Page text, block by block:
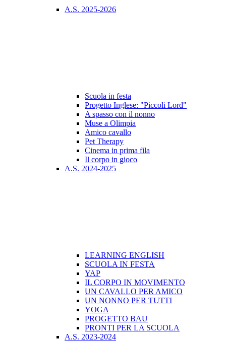
A.S. 2025-2026
Scuola in festa
Progetto Inglese: "Piccoli Lord"
A spasso con il nonno
Muse a Olimpia
Amico cavallo
Pet Therapy
Cinema in prima fila
Il corpo in gioco
A.S. 2024-2025
LEARNING ENGLISH
SCUOLA IN FESTA
YAP
IL CORPO IN MOVIMENTO
UN CAVALLO PER AMICO
UN NONNO PER TUTTI
YOGA
PROGETTO BAU
PRONTI PER LA SCUOLA
A.S. 2023-2024